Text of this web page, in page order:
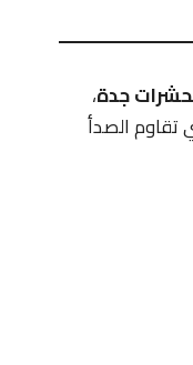
جدة،
تقاوم الصدأ